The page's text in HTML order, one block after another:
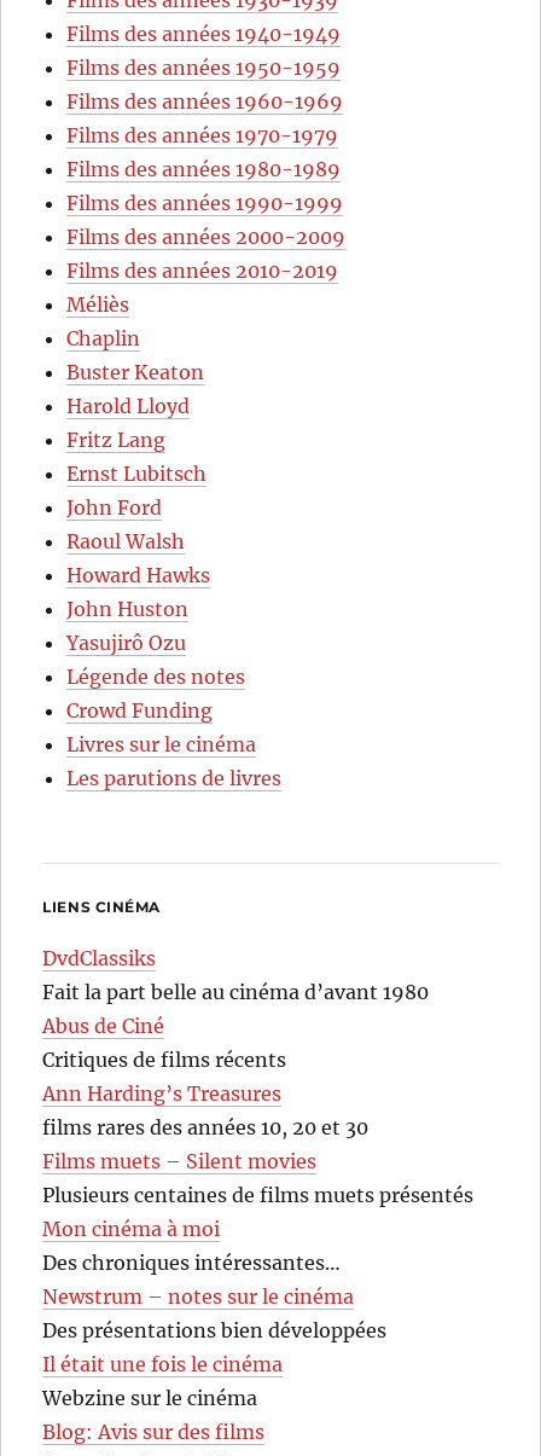
Films des années 1940-1949
Films des années 1950-1959
Films des années 1960-1969
Films des années 1970-1979
Films des années 1980-1989
Films des années 1990-1999
Films des années 2000-2009
Films des années 2010-2019
Méliès
Chaplin
Buster Keaton
Harold Lloyd
Fritz Lang
Ernst Lubitsch
John Ford
Raoul Walsh
Howard Hawks
John Huston
Yasujirô Ozu
Légende des notes
Crowd Funding
Livres sur le cinéma
Les parutions de livres
LIENS CINÉMA
DvdClassiks
Fait la part belle au cinéma d’avant 1980
Abus de Ciné
Critiques de films récents
Ann Harding’s Treasures
films rares des années 10, 20 et 30
Films muets – Silent movies
Plusieurs centaines de films muets présentés
Mon cinéma à moi
Des chroniques intéressantes…
Newstrum – notes sur le cinéma
Des présentations bien développées
Il était une fois le cinéma
Webzine sur le cinéma
Blog: Avis sur des films